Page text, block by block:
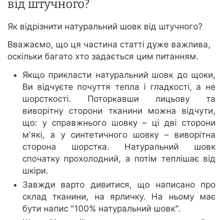
від штучного?
Як відрізнити натуральний шовк від штучного?
Вважаємо, що ця частина статті дуже важлива,
оскільки багато хто задається цим питанням.
Якщо прикласти натуральний шовк до щоки,
Ви відчуєте почуття тепла і гладкості, а не
шорсткості. Поторкавши лицьову та
виворітну сторони тканини можна відчути,
що: у справжнього шовку – ці дві сторони
м'які, а у синтетичного шовку – виворітна
сторона шорстка. Натуральний шовк
спочатку прохолодний, а потім теплішає від
шкіри.
Завжди варто дивитися, що написано про
склад тканини, на ярличку. На ньому має
бути напис "100% натуральний шовк".